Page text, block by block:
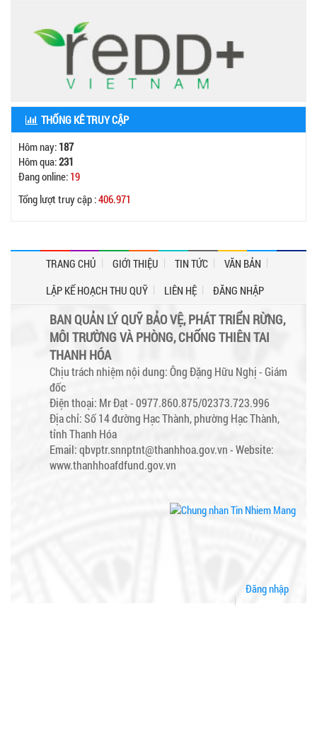
THỐNG KÊ TRUY CẬP
Hôm nay: 187
Hôm qua:231
Đang online: 19
Tổng lượt truy cập :406.971
TRANG CHỦ GIỚI THIỆU TIN TỨC
VĂN BẢN
LẬP KẾ HOẠCH THU QUỸ
LIÊN HỆ ĐĂNG NHẬP
BAN QUẢN LÝ QUỸ BẢO VỆ, PHÁT TRIỂN RỪNG,
MÔI TRƯỜNG VÀ PHÒNG, CHỐNG THIÊN TAI
THANH HÓA
Chịu trách nhiệm nội dung: Ông Đặng Hữu Nghị - Giám
đốc
Điện thoại: Mr Đạt - 0977.860.875/02373.723.996
Địa chỉ: Số 14 đường Hạc Thành, phường Hạc Thành,
tỉnh Thanh Hóa
Email: qbvptr.snnptnt@thanhhoa.gov.vn -Website:
www.thanhhoafdfund.gov.vn
Đăng nhập